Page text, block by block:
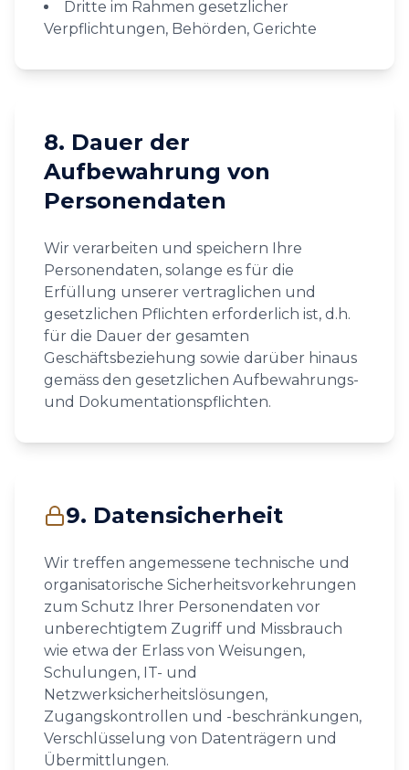
Dritte im Rahmen gesetzlicher
Verpflichtungen, Behörden, Gerichte
8. Dauer der
Aufbewahrung von
Personendaten
Wir verarbeiten und speichern Ihre
Personendaten, solange es für die
Erfüllung unserer vertraglichen und
gesetzlichen Pflichten erforderlich ist, d.h.
für die Dauer der gesamten
Geschäftsbeziehung sowie darüber hinaus
gemäss den gesetzlichen Aufbewahrungs-
und Dokumentationspflichten.
9. Datensicherheit
Wir treffen angemessene technische und
organisatorische Sicherheitsvorkehrungen
zum Schutz Ihrer Personendaten vor
unberechtigtem Zugriff und Missbrauch
wie etwa der Erlass von Weisungen,
Schulungen, IT- und
Netzwerksicherheitslösungen,
Zugangskontrollen und -beschränkungen,
Verschlüsselung von Datenträgern und
Übermittlungen.